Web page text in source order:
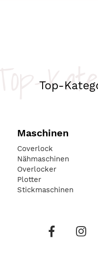
Top-
Top-
Maschinen
Coverlock
Nähmaschinen
Overlocker
Plotter
Stickmaschinen